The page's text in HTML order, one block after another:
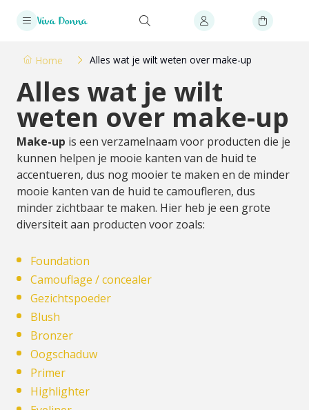
Home Alles wat je wilt weten over make-up
Alles wat je wilt
weten over make-up
Make-up is een verzamelnaam voor producten die je
kunnen helpen je mooie kanten van de huid te
accentueren, dus nog mooier te maken en de minder
mooie kanten van de huid te camoufleren, dus
minder zichtbaar te maken. Hier heb je een grote
diversiteit aan producten voor zoals:
Foundation
Camouflage / concealer
Gezichtspoeder
Blush
Bronzer
Oogschaduw
Primer
Highlighter